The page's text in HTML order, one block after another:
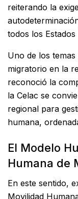
reiterando la
todos los
Uno de los
migratorio en la
reconoció la
la Celac se
regional para
humana,
El Modelo
Humana de
En este sentido,
Movilidad